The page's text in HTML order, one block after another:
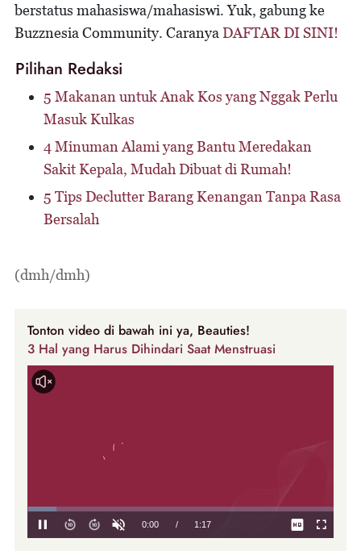
berstatus mahasiswa/mahasiswi. Yuk, gabung ke
Buzznesia Community. CaranyaDAFTAR DI SINI!
Pilihan Redaksi
5 Makanan untuk Anak Kos yang Nggak Perlu
Masuk Kulkas
4 Minuman Alami yang Bantu Meredakan
Sakit Kepala, Mudah Dibuat di Rumah!
5 Tips Declutter Barang Kenangan Tanpa Rasa
Bersalah
(dmh/dmh)
Tonton video di bawah ini ya, Beauties!
3 Hal yang Harus Dihindari Saat Menstruasi